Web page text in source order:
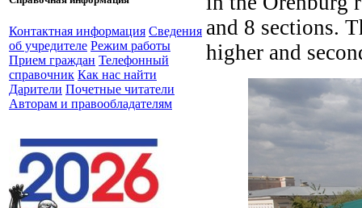
Контактная информация Сведения
об учредителе Режим работы
Прием граждан Телефонный
справочник Как нас найти
Дарители Почетные читатели
Авторам и правообладателям
and 8 sections.
higher and